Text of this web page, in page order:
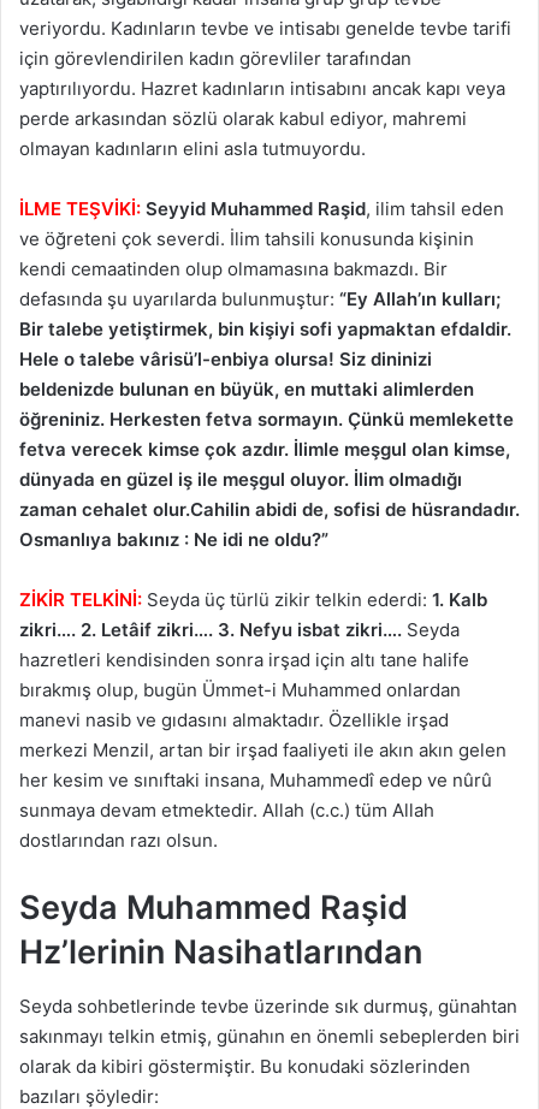
veriyordu. Kadınların tevbe ve intisabı genelde tevbe tarifi
için görevlendirilen kadın görevliler tarafından
yaptırılıyordu. Hazret kadınların intisabını ancak kapı veya
perde arkasından sözlü olarak kabul ediyor, mahremi
olmayan kadınların elini asla tutmuyordu.
İLME TEŞVİKİ: Seyyid Muhammed Raşid, ilim tahsil eden
ve öğreteni çok severdi. İlim tahsili konusunda kişinin
kendi cemaatinden olup olmamasına bakmazdı. Bir
defasında şu uyarılarda bulunmuştur: “Ey Allah’ın kulları;
Bir talebe yetiştirmek, bin kişiyi sofi yapmaktan efdaldir.
Hele o talebe vârisü’l-enbiya olursa! Siz dininizi
beldenizde bulunan en büyük, en muttaki alimlerden
öğreniniz. Herkesten fetva sormayın. Çünkü memlekette
fetva verecek kimse çok azdır. İlimle meşgul olan kimse,
dünyada en güzel iş ile meşgul oluyor. İlim olmadığı
zaman cehalet olur.Cahilin abidi de, sofisi de hüsrandadır.
Osmanlıya bakınız : Ne idi ne oldu?”
ZİKİR TELKİNİ: Seyda üç türlü zikir telkin ederdi: 1. Kalb
zikri…. 2. Letâif zikri…. 3. Nefyu isbat zikri…. Seyda
hazretleri kendisinden sonra irşad için altı tane halife
bırakmış olup, bugün Ümmet-i Muhammed onlardan
manevi nasib ve gıdasını almaktadır. Özellikle irşad
merkezi Menzil, artan bir irşad faaliyeti ile akın akın gelen
her kesim ve sınıftaki insana, Muhammedî edep ve nûrû
sunmaya devam etmektedir. Allah (c.c.) tüm Allah
dostlarından razı olsun.
Seyda Muhammed Raşid
Hz’lerinin Nasihatlarından
Seyda sohbetlerinde tevbe üzerinde sık durmuş, günahtan
sakınmayı telkin etmiş, günahın en önemli sebeplerden biri
olarak da kibiri göstermiştir. Bu konudaki sözlerinden
bazıları şöyledir: